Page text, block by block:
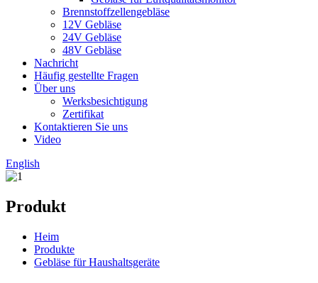
Brennstoffzellengebläse
12V Gebläse
24V Gebläse
48V Gebläse
Nachricht
Häufig gestellte Fragen
Über uns
Werksbesichtigung
Zertifikat
Kontaktieren Sie uns
Video
English
Produkt
Heim
Produkte
Gebläse für Haushaltsgeräte